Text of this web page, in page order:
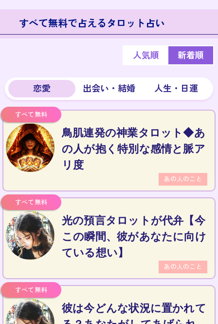
すべて無料で占えるタロット占い
人気順 新着順
恋愛 出会い・結婚 人生・日運
あの人のこと
鳥肌連発の神業タロット◆あ
の人が抱く特別な感情と脈ア
リ度
あの人のこと
光の預言タロットが代弁【今
この瞬間、彼があなたに向け
ている想い】
彼は今どんな状況に置かれて